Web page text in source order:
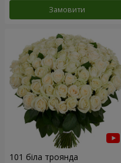
Замовити
101 біла троянда